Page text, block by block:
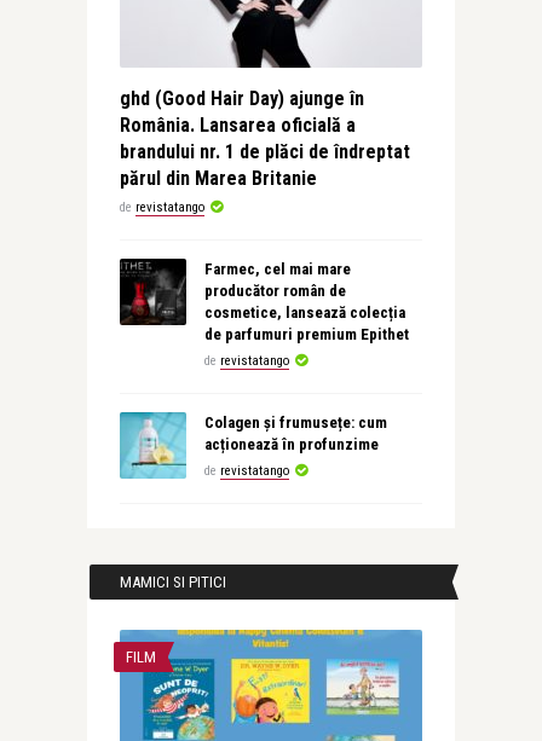
ghd (Good Hair Day) ajunge în
România. Lansarea oficială a
brandului nr. 1 de plăci de îndreptat
părul din Marea Britanie
de revistatango
Farmec, cel mai mare
producător român de
cosmetice, lansează colecția
de parfumuri premium Epithet
de revistatango
Colagen și frumusețe: cum
acționează în profunzime
de revistatango
MAMICI SI PITICI
FILM